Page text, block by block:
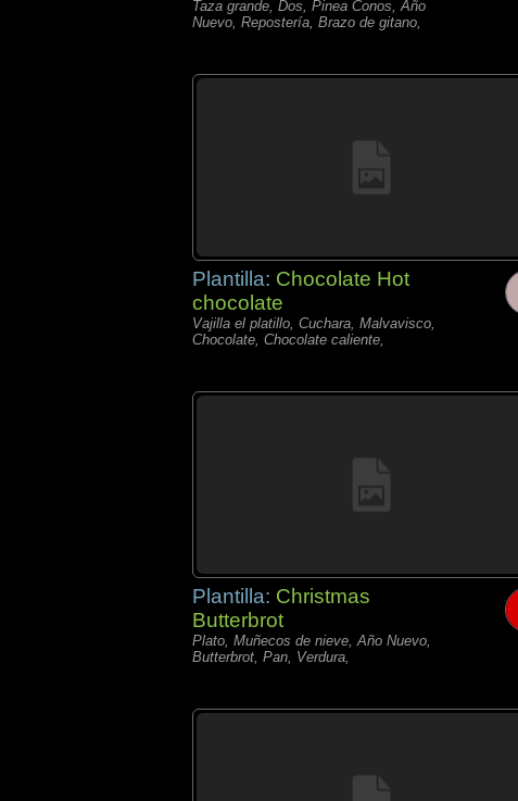
Taza grande, Dos, Pinea Conos, Año
Nuevo, Repostería, Brazo de gitano,
Plantilla: Chocolate Hot
chocolate
Vajilla el platillo, Cuchara, Malvavisco,
Chocolate, Chocolate caliente,
Plantilla: Christmas
Butterbrot
Plato, Muñecos de nieve, Año Nuevo,
Butterbrot, Pan, Verdura,